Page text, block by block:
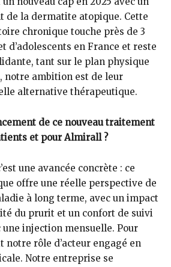
de la dermatite atopique. Cette
chronique touche près de 3
d’adolescents en France et reste
tant sur le plan physique
notre ambition est de leur
alternative thérapeutique.
de ce nouveau traitement
et pour Almirall ?
une avancée concrète : ce
offre une réelle perspective de
à long terme, avec un impact
du prurit et un confort de suivi
injection mensuelle. Pour
notre rôle d’acteur engagé en
Notre entreprise se